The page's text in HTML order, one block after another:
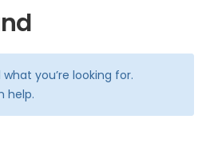
you’re looking for.
help.